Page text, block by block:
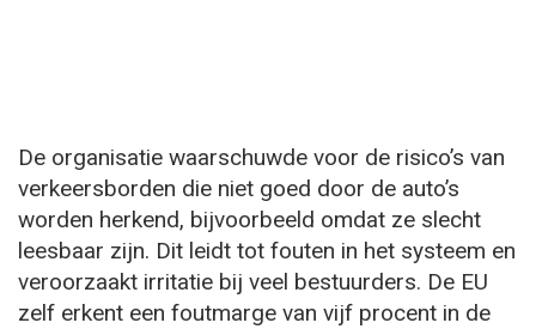
De organisatie waarschuwde voor de risico’s van
verkeersborden die niet goed door de auto’s
worden herkend, bijvoorbeeld omdat ze slecht
leesbaar zijn. Dit leidt tot fouten in het systeem en
veroorzaakt irritatie bij veel bestuurders. De EU
zelf erkent een foutmarge van vijf procent in de